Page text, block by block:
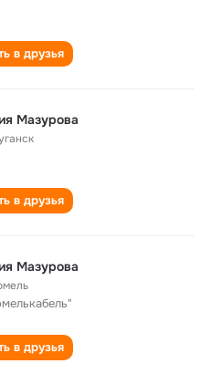
в друзья
Мазурова
в друзья
Мазурова
в друзья